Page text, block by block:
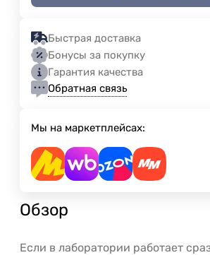
Быстрая доставка
Бонусы за покупку
Гарантия качества
Обратная связь
Мы на маркетплейсах:
Обзор
Если в лаборатории работает